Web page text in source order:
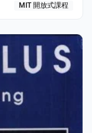
MIT 開放式課程